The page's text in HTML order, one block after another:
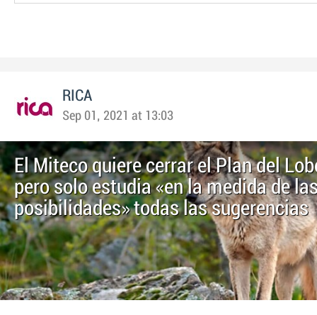
RICA
Sep 01, 2021 at 13:03
El Miteco quiere cerrar el Plan del
pero solo estudia «en la medida de
posibilidades» todas las sugerencias